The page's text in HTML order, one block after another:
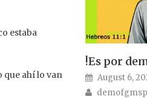
estaba
ahí lo van
!Es por
Posted on
August 6,
Author